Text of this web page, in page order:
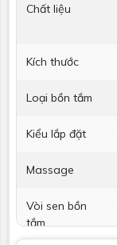
Chất liệu
Kích thước
Loại bồn tắm
Kiểu lắp đặt
Massage
Vòi sen bồn
tắm